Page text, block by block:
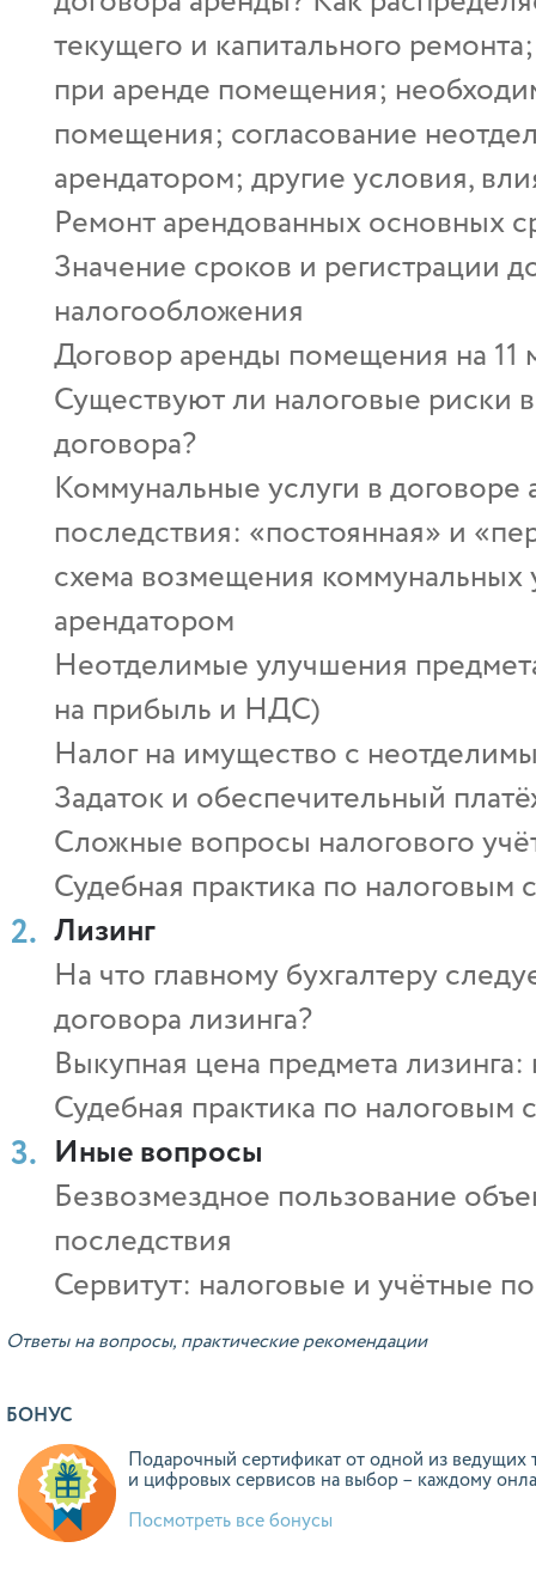
текущего и капитального
при аренде помещения;
помещения; согласование
арендатором; другие условия,
Ремонт арендованных основных
Значение сроков и регистрации
налогообложения
Договор аренды помещения на 11
Существуют ли налоговые риски
договора?
Коммунальные услуги в
последствия: «постоянная» и
схема возмещения
арендатором
Неотделимые улучшения
на прибыль и НДС)
Налог на имущество с
Задаток и обеспечительный
Сложные вопросы налогового
Судебная практика по налоговым
Лизинг
На что главному бухгалтеру
договора лизинга?
Выкупная цена предмета
Судебная практика по налоговым
Иные вопросы
Безвозмездное пользование
последствия
Сервитут: налоговые и учётные
Ответы на вопросы, практические рекомендации
БОНУС
Подарочный сертификат от одной из ведущих
и цифровых сервисов на выбор – каждому
Посмотреть все бонусы